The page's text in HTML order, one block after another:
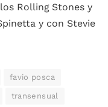
Rolling Stones y
y con Stevie
favio posca
transensual